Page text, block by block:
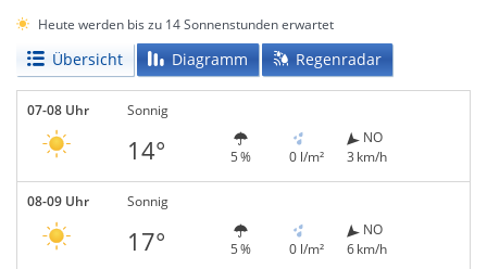
Heute werden bis zu 14 Sonnenstunden erwartet
Übersicht Diagramm Regenradar
07-08 Uhr Sonnig
14° 5 % 0 l/m²
NO
3 km/h
08-09 Uhr Sonnig
17° 5 % 0 l/m²
NO
6 km/h